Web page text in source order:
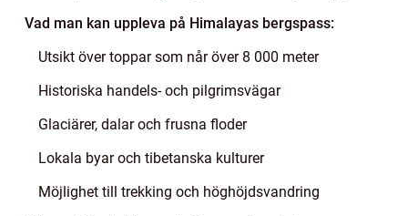
Vad man kan uppleva på Himalayas bergspass:
Utsikt över toppar som når över 8 000 meter
Historiska handels- och pilgrimsvägar
Glaciärer, dalar och frusna floder
Lokala byar och tibetanska kulturer
Möjlighet till trekking och höghöjdsvandring